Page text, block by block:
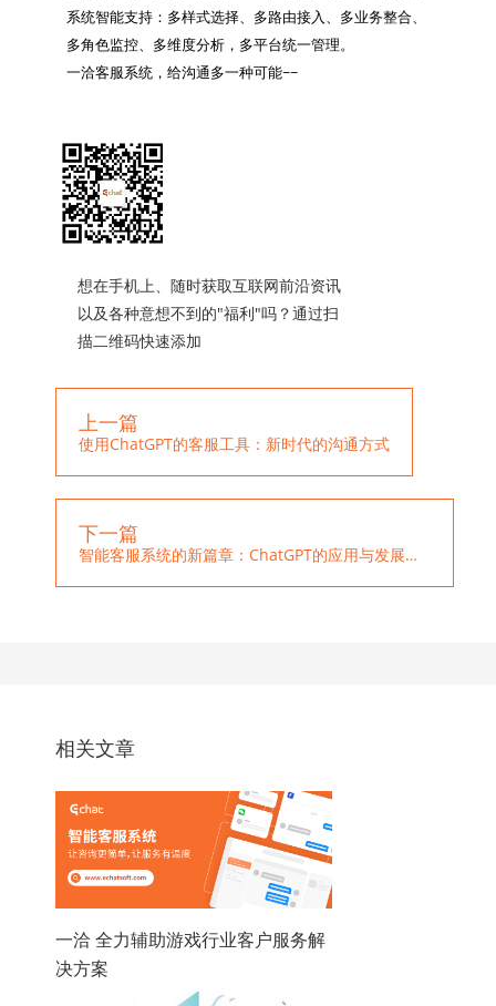
系统智能支持：多样式选择、多路由接入、多业务整合、
多角色监控、多维度分析，多平台统一管理。
一洽客服系统，给沟通多一种可能~~
想在手机上、随时获取互联网前沿资讯
以及各种意想不到的"福利"吗？通过扫
描二维码快速添加
上一篇
使用ChatGPT的客服工具：新时代的沟通方式
下一篇
智能客服系统的新篇章：ChatGPT的应用与发展趋势
相关文章
一洽 全力辅助游戏行业客户服务解
决方案